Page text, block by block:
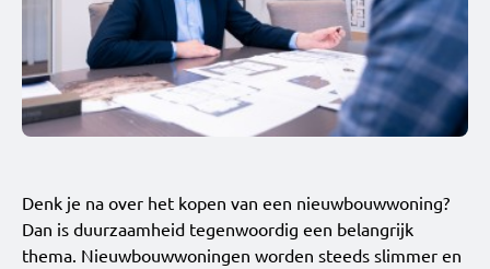
Denk je na over het kopen van een nieuwbouwwoning?
Dan is duurzaamheid tegenwoordig een belangrijk
thema. Nieuwbouwwoningen worden steeds slimmer en